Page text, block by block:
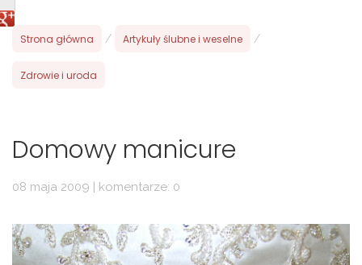
Strona główna / Artykuły ślubne i weselne /
Zdrowie i uroda
Domowy manicure
08 maja 2009 | komentarze: 0